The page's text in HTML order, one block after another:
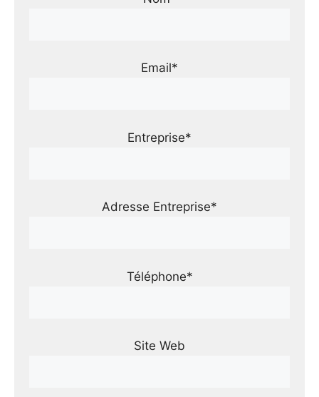
Email*
Entreprise*
Adresse Entreprise*
Téléphone*
Site Web